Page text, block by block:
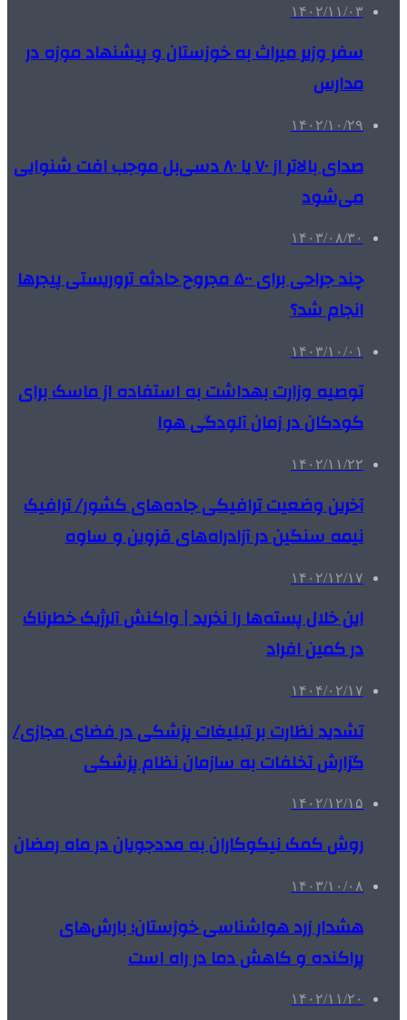
۱۴۰۲/۱۱/۰۳
سفر وزیر میراث به خوزستان و پیشنهاد موزه در
مدارس
۱۴۰۲/۱۰/۲۹
صدای بالاتر از ۷۰ یا ۸۰ دسی‌بل موجب افت شنوایی
می‌شود
۱۴۰۳/۰۸/۳۰
چند جراحی برای ۵۰۰ مجروح حادثه تروریستی پیجرها
انجام شد؟
۱۴۰۳/۱۰/۰۱
توصیه وزارت بهداشت به استفاده از ماسک برای
کودکان در زمان آلودگی هوا
۱۴۰۲/۱۱/۲۲
آخرین وضعیت ترافیکی جاده‌های کشور/ ترافیک
نیمه سنگین در آزادراه‌های قزوین و ساوه
۱۴۰۲/۱۲/۱۷
این خلال پسته‌ها را نخرید | واکنش آلرژیک خطرناک
در کمین افراد
۱۴۰۴/۰۲/۱۷
تشدید نظارت بر تبلیغات پزشکی در فضای مجازی/
گزارش تخلفات به سازمان نظام پزشکی
۱۴۰۲/۱۲/۱۵
روش کمک نیکوکاران به مددجویان در ماه رمضان
۱۴۰۳/۱۰/۰۸
هشدار زرد هواشناسی خوزستان؛ بارش‌های
پراکنده و کاهش دما در راه است
۱۴۰۲/۱۱/۲۰